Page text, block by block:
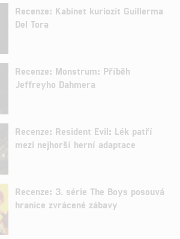
Recenze: Kabinet kuriozit Guillerma
Del Tora
Recenze: Monstrum: Příběh
Jeffreyho Dahmera
Recenze: Resident Evil: Lék patří
mezi nejhorší herní adaptace
Recenze: 3. série The Boys posouvá
hranice zvrácené zábavy